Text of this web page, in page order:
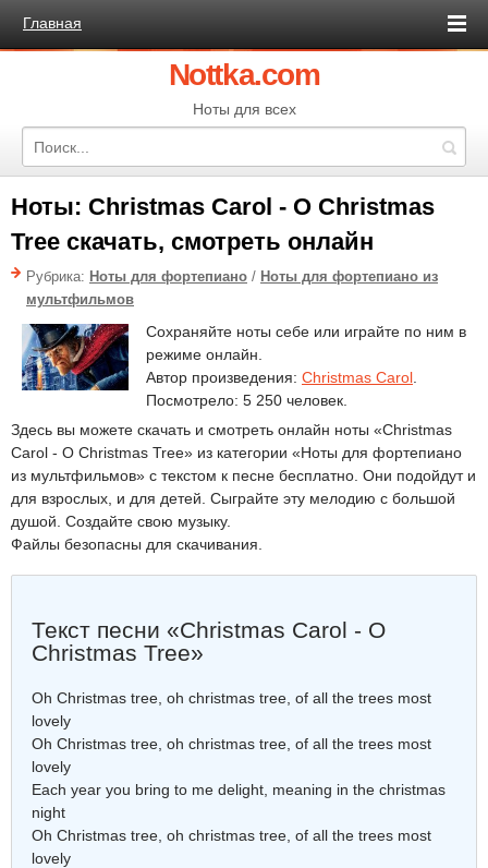
Главная
Nottka.com
Ноты для всех
Ноты: Christmas Carol - O Christmas
Tree скачать, смотреть онлайн
Рубрика: Ноты для фортепиано / Ноты для фортепиано из
мультфильмов
Сохраняйте ноты себе или играйте по ним в
режиме онлайн.
Автор произведения: Christmas Carol
Посмотрело: 5 250 человек.
Здесь вы можете скачать и смотреть онлайн ноты «Christmas
Carol - O Christmas Tree» из категории «Ноты для фортепиано
из мультфильмов» с текстом к песне бесплатно. Они подойдут и
для взрослых, и для детей. Сыграйте эту мелодию с большой
душой. Создайте свою музыку.
Файлы безопасны для скачивания.
Текст песни «Christmas Carol - O
Christmas Tree»
Oh Christmas tree, oh christmas tree, of all the trees most
lovely
Oh Christmas tree, oh christmas tree, of all the trees most
lovely
Each year you bring to me delight, meaning in the christmas
night
Oh Christmas tree, oh christmas tree, of all the trees most
lovely